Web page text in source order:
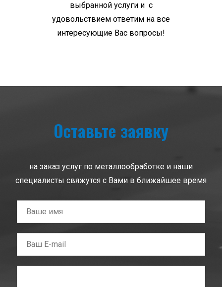
выбранной услуги и с
удовольствием ответим на все
интересующие Вас вопросы!
Оставьте заявку
на заказ услуг по металлообработке и наши
специалисты свяжутся с Вами в ближайшее время